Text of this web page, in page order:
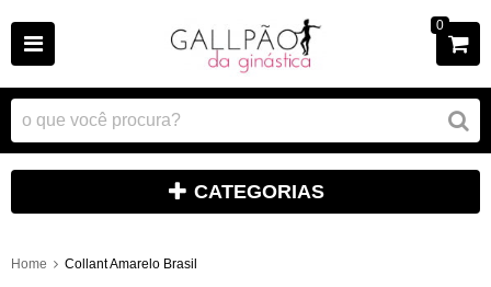
0
CATEGORIAS
Home Collant Amarelo Brasil